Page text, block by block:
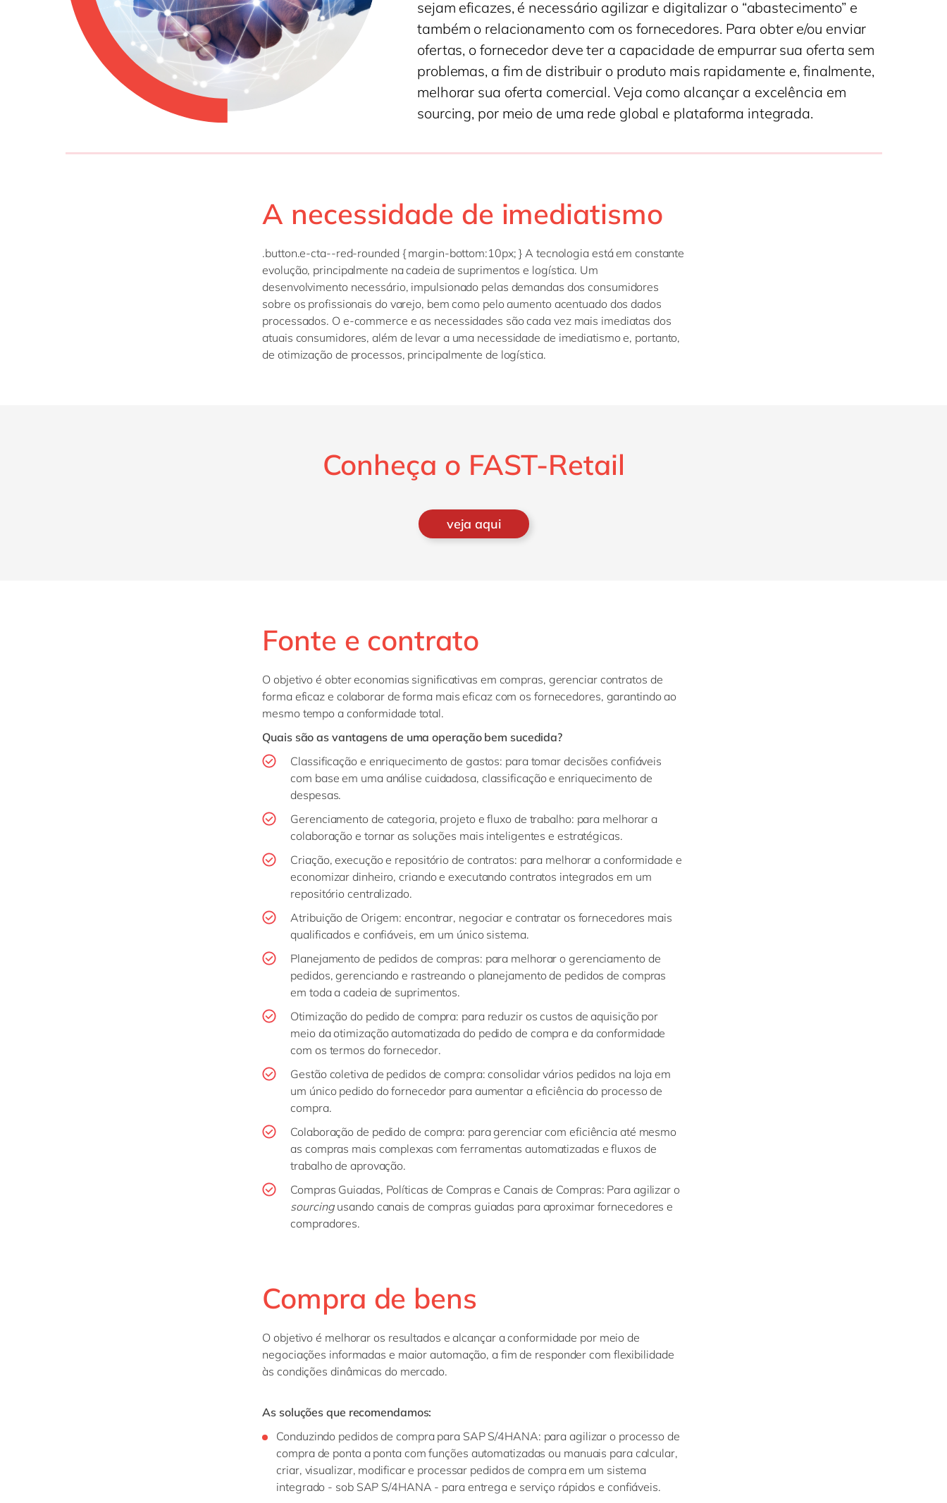
Philippines
Singapore
en
Switzerland
en
UK & Ireland
en
sejam eficazes, é necessário agilizar e digitalizar o “abastecimento” e
também o relacionamento com os fornecedores. Para obter e/ou enviar
ofertas, o fornecedor deve ter a capacidade de empurrar sua oferta sem
problemas, a fim de distribuir o produto mais rapidamente e, finalmente,
melhorar sua oferta comercial. Veja como alcançar a excelência em
sourcing, por meio de uma rede global e plataforma integrada.
A necessidade de imediatismo
.button.e-cta--red-rounded { margin-bottom:10px; } A tecnologia está em constante
evolução, principalmente na cadeia de suprimentos e logística. Um
desenvolvimento necessário, impulsionado pelas demandas dos consumidores
sobre os profissionais do varejo, bem como pelo aumento acentuado dos dados
processados. O e-commerce e as necessidades são cada vez mais imediatas dos
atuais consumidores, além de levar a uma necessidade de imediatismo e, portanto,
de otimização de processos, principalmente de logística.
Conheça o FAST-Retail
veja aqui
Fonte e contrato
O objetivo é obter economias significativas em compras, gerenciar contratos de
forma eficaz e colaborar de forma mais eficaz com os fornecedores, garantindo ao
mesmo tempo a conformidade total.
Quais são as vantagens de uma operação bem sucedida?
Classificação e enriquecimento de gastos: para tomar decisões confiáveis
com base em uma análise cuidadosa, classificação e enriquecimento de
despesas.
Gerenciamento de categoria, projeto e fluxo de trabalho: para melhorar a
colaboração e tornar as soluções mais inteligentes e estratégicas.
Criação, execução e repositório de contratos: para melhorar a conformidade e
economizar dinheiro, criando e executando contratos integrados em um
repositório centralizado.
Atribuição de Origem: encontrar, negociar e contratar os fornecedores mais
qualificados e confiáveis, em um único sistema.
Planejamento de pedidos de compras: para melhorar o gerenciamento de
pedidos, gerenciando e rastreando o planejamento de pedidos de compras
em toda a cadeia de suprimentos.
Otimização do pedido de compra: para reduzir os custos de aquisição por
meio da otimização automatizada do pedido de compra e da conformidade
com os termos do fornecedor.
Gestão coletiva de pedidos de compra: consolidar vários pedidos na loja em
um único pedido do fornecedor para aumentar a eficiência do processo de
compra.
Colaboração de pedido de compra: para gerenciar com eficiência até mesmo
as compras mais complexas com ferramentas automatizadas e fluxos de
trabalho de aprovação.
Compras Guiadas, Políticas de Compras e Canais de Compras: Para agilizar o
sourcingusando canais de compras guiadas para aproximar fornecedores e
compradores.
Compra de bens
O objetivo é melhorar os resultados e alcançar a conformidade por meio de
negociações informadas e maior automação, a fim de responder com flexibilidade
às condições dinâmicas do mercado.
As soluções que recomendamos:
Conduzindo pedidos de compra para SAP S/4HANA: para agilizar o processo de
compra de ponta a ponta com funções automatizadas ou manuais para calcular,
criar, visualizar, modificar e processar pedidos de compra em um sistema
integrado - sob SAP S/4HANA - para entrega e serviço rápidos e confiáveis.